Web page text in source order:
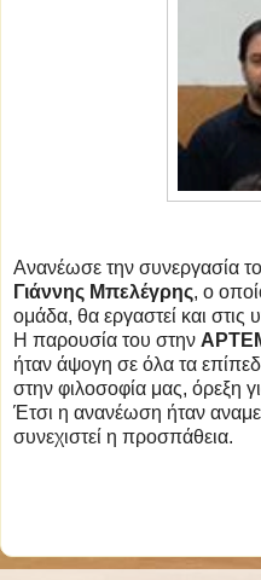
Ανανέωσε την συνεργασία
Γιάννης Μπελέγρης, ο
ομάδα, θα εργαστεί και στις
Η παρουσία του στην
ήταν άψογη σε όλα τα
στην φιλοσοφία μας, όρεξη
Έτσι η ανανέωση ήταν
συνεχιστεί η προσπάθεια.